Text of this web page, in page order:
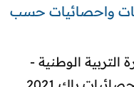
واحصائيات حسب
التربية الوطنية -